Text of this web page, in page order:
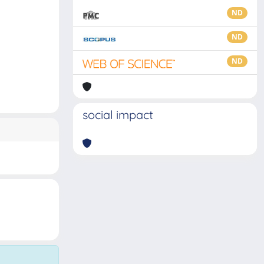
ND
ND
ND
social impact